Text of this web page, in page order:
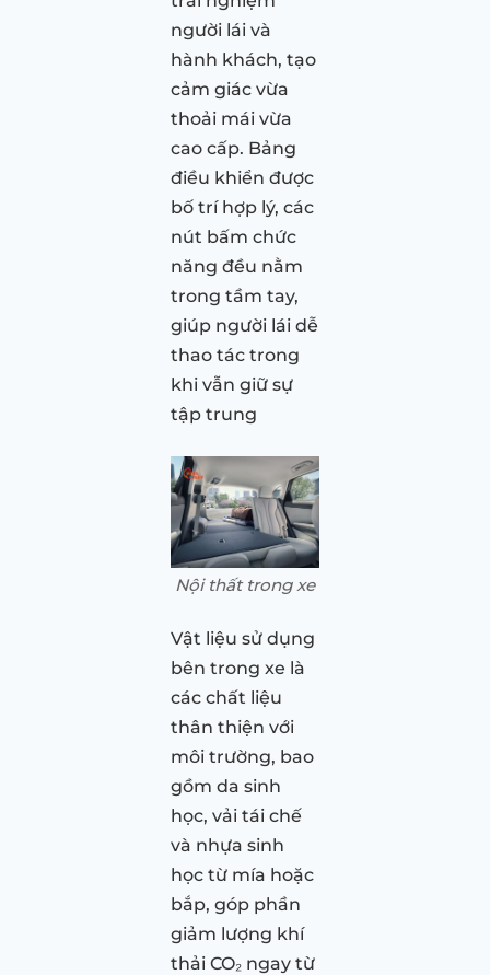
người lái và
hành khách, tạo
cảm giác vừa
thoải mái vừa
cao cấp. Bảng
điều khiển được
bố trí hợp lý, các
nút bấm chức
năng đều nằm
trong tầm tay,
giúp người lái dễ
thao tác trong
khi vẫn giữ sự
tập trung
Nội thất trong xe
Vật liệu sử dụng
bên trong xe là
các chất liệu
thân thiện với
môi trường, bao
gồm da sinh
học, vải tái chế
và nhựa sinh
học từ mía hoặc
bắp, góp phần
giảm lượng khí
thải CO₂ ngay từ